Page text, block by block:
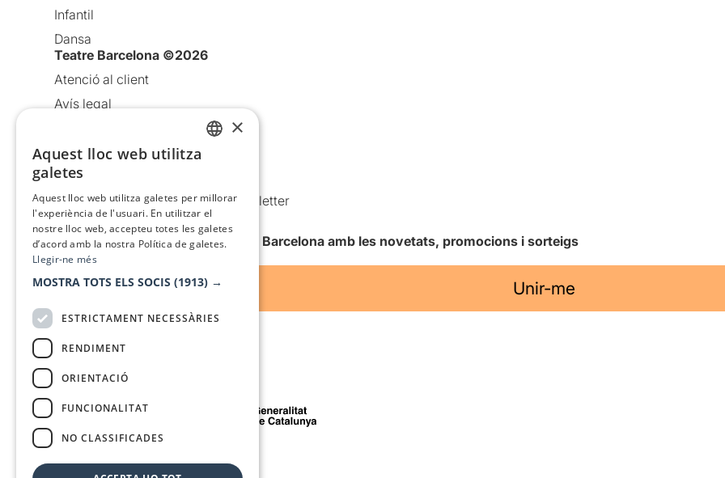
Infantil
Dansa
Teatre Barcelona ©2026
Atenció al client
Avís legal
Política de cookies
Condicions d’ús
Comunicacions comercials i Newsletter
Anuncia’t
Vull rebre la newsletter de Teatre Barcelona amb les novetats, promocions i sorteigs
Unir-me
Amb el suport de
Mitjà de comunicació associat a
×
Aquest lloc web utilitza
galetes
Aquest lloc web utilitza galetes per millorar
l'experiència de l'usuari. En utilitzar el
nostre lloc web, accepteu totes les galetes
d’acord amb la nostra Política de galetes.
Llegir-ne més
MOSTRA TOTS ELS SOCIS (1913) →
ESTRICTAMENT NECESSÀRIES
RENDIMENT
ORIENTACIÓ
FUNCIONALITAT
NO CLASSIFICADES